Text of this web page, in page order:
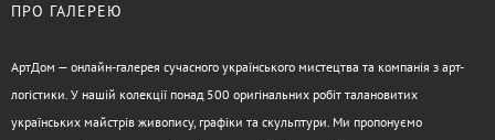
ПРО ГАЛЕРЕЮ
АртДом — онлайн-галерея сучасного українського мистецтва та компанія з арт-
логістики. У нашій колекції понад 500 оригінальних робіт талановитих
українських майстрів живопису, графіки та скульптури. Ми пропонуємо